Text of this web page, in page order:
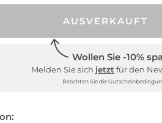
AUSVERKAUFT
Wollen Sie -10%
Melden Sie sich jetzt für den
Beachten Sie die